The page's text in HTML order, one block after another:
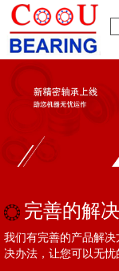
完善的解
我们有完善的产品解
决办法，让您可以无忧